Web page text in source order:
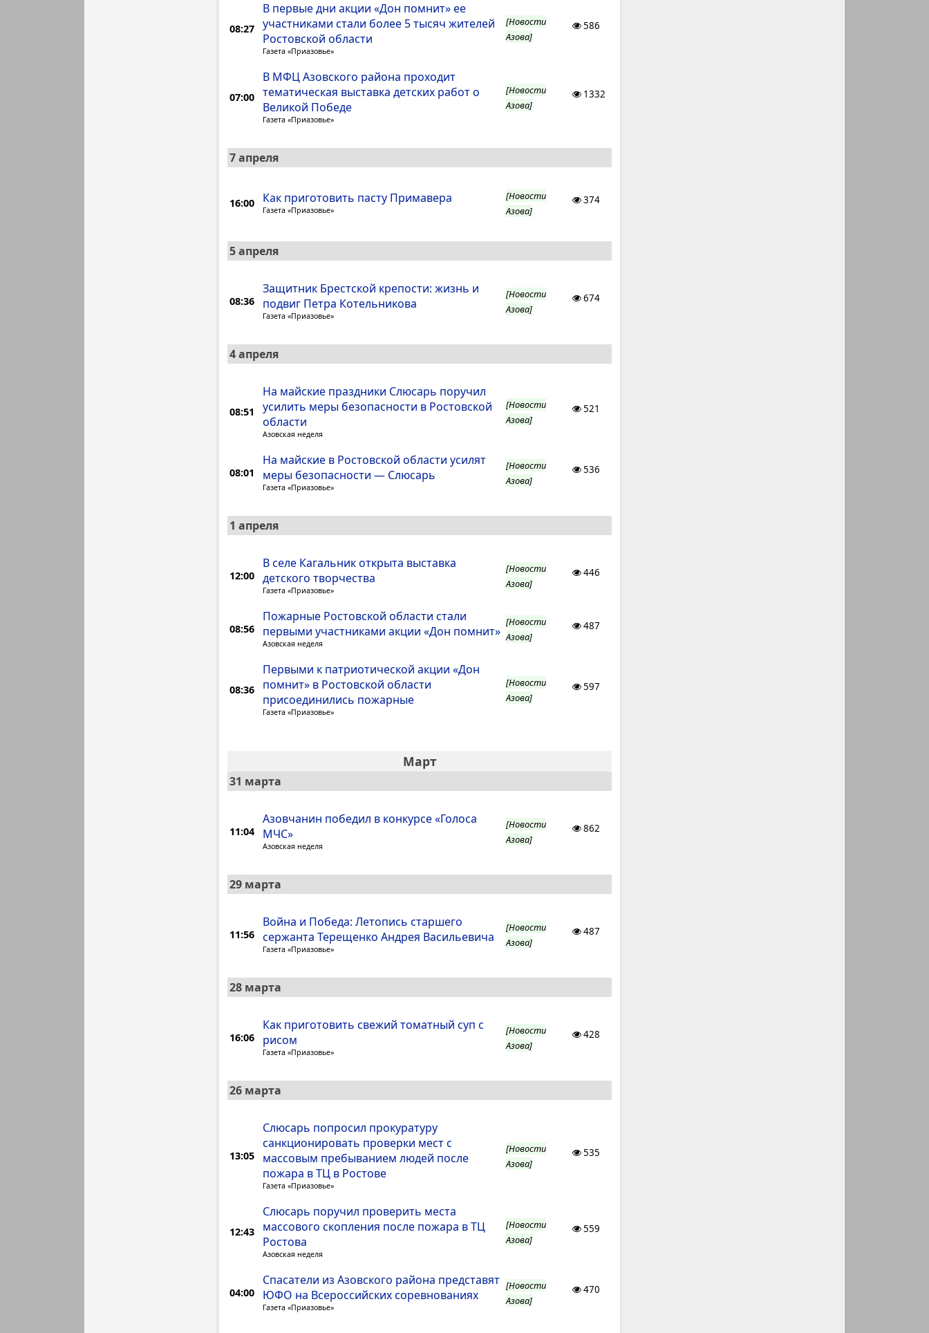
08:27
В первые дни акции «Дон помнит» ее
участниками стали более 5 тысяч жителей
Ростовской области
Газета «Приазовье»
[Новости
Азова]
586
07:00
В МФЦ Азовского района проходит
тематическая выставка детских работ о
Великой Победе
Газета «Приазовье»
[Новости
Азова]
1332
7 апреля
16:00 Как приготовить пасту Примавера
Газета «Приазовье»
[Новости
Азова]
374
5 апреля
08:36
Защитник Брестской крепости: жизнь и
подвиг Петра Котельникова
Газета «Приазовье»
[Новости
Азова]
674
4 апреля
08:51
На майские праздники Слюсарь поручил
усилить меры безопасности в Ростовской
области
Азовская неделя
[Новости
Азова]
521
08:01
На майские в Ростовской области усилят
меры безопасности — Слюсарь
Газета «Приазовье»
[Новости
Азова]
536
1 апреля
12:00
В селе Кагальник открыта выставка
детского творчества
Газета «Приазовье»
[Новости
Азова]
446
08:56
Пожарные Ростовской области стали
первыми участниками акции «Дон помнит»
Азовская неделя
[Новости
Азова]
487
08:36
Первыми к патриотической акции «Дон
помнит» в Ростовской области
присоединились пожарные
Газета «Приазовье»
[Новости
Азова]
597
Март
31 марта
11:04
Азовчанин победил в конкурсе «Голоса
МЧС»
Азовская неделя
[Новости
Азова]
862
29 марта
11:56
Война и Победа: Летопись старшего
сержанта Терещенко Андрея Васильевича
Газета «Приазовье»
[Новости
Азова]
487
28 марта
16:06
Как приготовить свежий томатный суп с
рисом
Газета «Приазовье»
[Новости
Азова]
428
26 марта
13:05
Слюсарь попросил прокуратуру
санкционировать проверки мест с
массовым пребыванием людей после
пожара в ТЦ в Ростове
Газета «Приазовье»
[Новости
Азова]
535
12:43
Слюсарь поручил проверить места
массового скопления после пожара в ТЦ
Ростова
Азовская неделя
[Новости
Азова]
559
04:00
Спасатели из Азовского района представят
ЮФО на Всероссийских соревнованиях
Газета «Приазовье»
[Новости
Азова]
470